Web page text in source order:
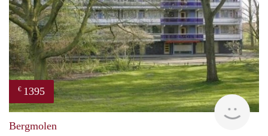
€ 1395
rent
Bergmolen